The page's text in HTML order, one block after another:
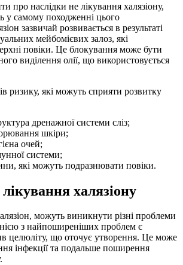
про наслідки не лікування халязіону,
у самому походженні цього
зазвичай розвивається в результаті
мейбомієвих залоз, які
повіки. Це блокування може бути
виділення олії, що використовується
ризику, які можуть сприяти розвитку
дренажної системи сліз;
шкіри;
очей;
системи;
які можуть подразнювати повіки.
халязіону
можуть виникнути різні проблеми
з найпоширеніших проблем є
целюліту, що оточує утворення. Це може
інфекції та подальше поширення